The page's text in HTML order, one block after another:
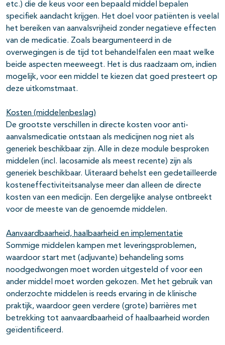
etc.) die de keus voor een bepaald middel bepalen
specifiek aandacht krijgen. Het doel voor patiënten is veelal
het bereiken van aanvalsvrijheid zonder negatieve effecten
van de medicatie. Zoals beargumenteerd in de
overwegingen is de tijd tot behandelfalen een maat welke
beide aspecten meeweegt. Het is dus raadzaam om, indien
mogelijk, voor een middel te kiezen dat goed presteert op
deze uitkomstmaat.
Kosten (middelenbeslag)
De grootste verschillen in directe kosten voor anti-
aanvalsmedicatie ontstaan als medicijnen nog niet als
generiek beschikbaar zijn. Alle in deze module besproken
middelen (incl. lacosamide als meest recente) zijn als
generiek beschikbaar. Uiteraard behelst een gedetailleerde
kosteneffectiviteitsanalyse meer dan alleen de directe
kosten van een medicijn. Een dergelijke analyse ontbreekt
voor de meeste van de genoemde middelen.
Aanvaardbaarheid, haalbaarheid en implementatie
Sommige middelen kampen met leveringsproblemen,
waardoor start met (adjuvante) behandeling soms
noodgedwongen moet worden uitgesteld of voor een
ander middel moet worden gekozen. Met het gebruik van
onderzochte middelen is reeds ervaring in de klinische
praktijk, waardoor geen verdere (grote) barrières met
betrekking tot aanvaardbaarheid of haalbaarheid worden
geïdentificeerd.